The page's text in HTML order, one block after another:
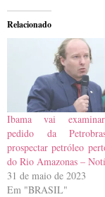
Relacionado
Ibama vai
pedido da
prospectar petróleo
do Rio Amazonas –
31 de maio de 2023
Em "BRASIL"